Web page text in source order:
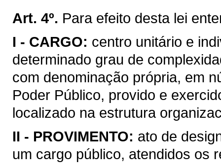
Art. 4º. Para efeito desta lei
I - CARGO: centro unitário e
determinado grau de
com denominação própria, em
Poder Público, provido e
localizado na estrutura
II - PROVIMENTO: ato de
um cargo público, atendidos os